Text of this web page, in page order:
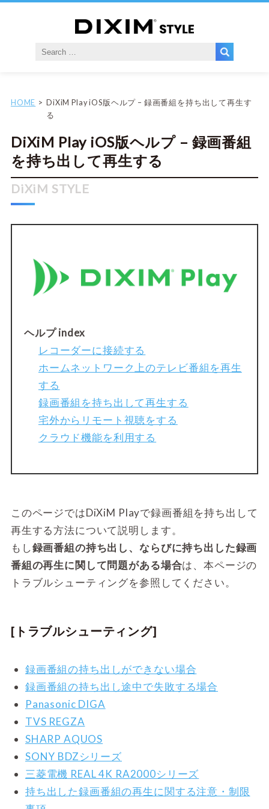
HOME
DiXiM Play iOS版ヘルプ – 録画番組を持ち出して再生す
る
DiXiM Play iOS版ヘルプ – 録画番組
を持ち出して再生する
ヘルプ index
レコーダーに接続する
ホームネットワーク上のテレビ番組を再生
する
録画番組を持ち出して再生する
宅外からリモート視聴をする
クラウド機能を利用する
このページではDiXiM Playで録画番組を持ち出して
再生する方法について説明します。
もし録画番組の持ち出し、ならびに持ち出した録画
番組の再生に関して問題がある場合は、本ページの
トラブルシューティングを参照してください。
[トラブルシューティング]
録画番組の持ち出しができない場合
録画番組の持ち出し途中で失敗する場合
Panasonic DIGA
TVS REGZA
SHARP AQUOS
SONY BDZシリーズ
三菱電機 REAL 4K RA2000シリーズ
持ち出した録画番組の再生に関する注意・制限